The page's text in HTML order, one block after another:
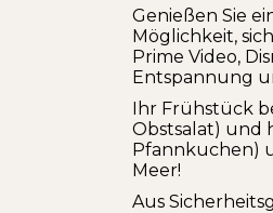
Genießen Sie
Möglichkeit,
Prime Video,
Entspannung
Ihr Frühstück
Obstsalat) und
Pfannkuchen)
Meer!
Aus